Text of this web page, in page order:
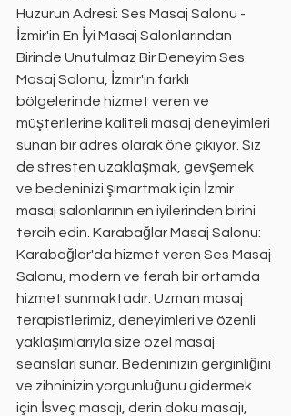
Huzurun Adresi: Ses Masaj Salonu -
İzmir'in En İyi Masaj Salonlarından
Birinde Unutulmaz Bir Deneyim Ses
Masaj Salonu, İzmir'in farklı
bölgelerinde hizmet veren ve
müşterilerine kaliteli masaj deneyimleri
sunan bir adres olarak öne çıkıyor. Siz
de stresten uzaklaşmak, gevşemek
ve bedeninizi şımartmak için İzmir
masaj salonlarının en iyilerinden birini
tercih edin. Karabağlar Masaj Salonu:
Karabağlar'da hizmet veren Ses Masaj
Salonu, modern ve ferah bir ortamda
hizmet sunmaktadır. Uzman masaj
terapistlerimiz, deneyimleri ve özenli
yaklaşımlarıyla size özel masaj
seansları sunar. Bedeninizin gerginliğini
ve zihninizin yorgunluğunu gidermek
için İsveç masajı, derin doku masajı,